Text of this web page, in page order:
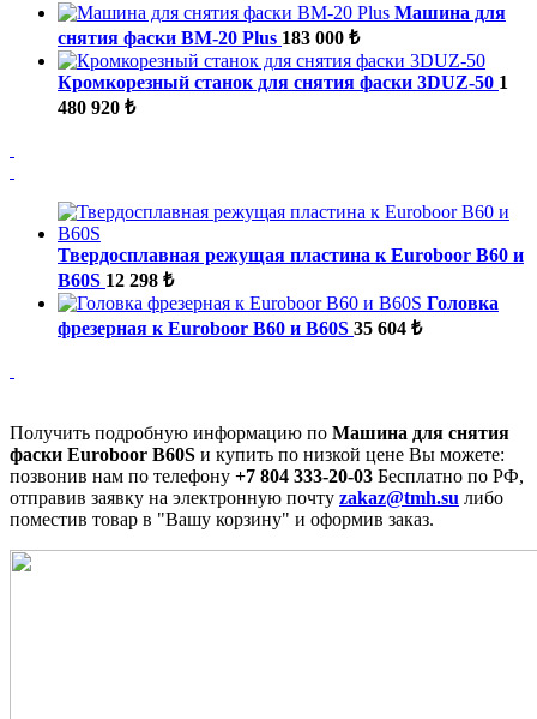
Машина для
снятия фаски ВМ-20 Plus 183 000 ₺
Кромкорезный станок для снятия фаски 3DUZ-50 1
480 920 ₺
Твердосплавная режущая пластина к Euroboor В60 и
В60S 12 298 ₺
Головка
фрезерная к Euroboor B60 и B60S 35 604 ₺
Получить подробную информацию по Машина для снятия
фаски Euroboor B60S и купить по низкой цене Вы можете:
позвонив нам по телефону +7 804 333-20-03 Бесплатно по РФ,
отправив заявку на электронную почту zakaz@tmh.su либо
поместив товар в "Вашу корзину" и оформив заказ.